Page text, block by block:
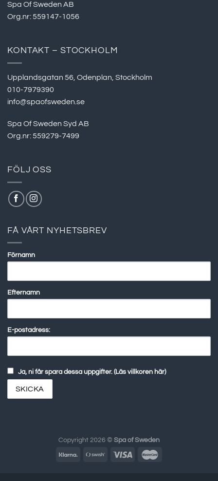
Spa Of Sweden AB
Org.nr: 559147-1056
KONTAKT – STOCKHOLM
Upplandsgatan 56, Odenplan, Stockholm
010-7979390
info@spaofsweden.se
Spa Of Sweden Syd AB
Org.nr: 559279-7499
FÖLJ OSS
FÅ VÅRT NYHETSBREV
Förnamn
Efternamn
E-postadress:
Ja, ni får spara dessa uppgifter. (Läs villkoren här)
Copyright 2026 © Spa of Sweden